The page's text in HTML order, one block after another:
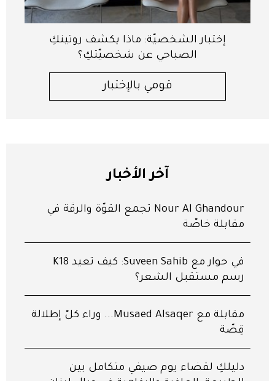
إختبار الشخصيّة: ماذا يكشف روتينكِ
الصباحي عن شخصيّتكِ؟
قومي بالإختبار
آخر الأخبار
Nour Al Ghandour تجمع القوّة والرقّة في
مقابلة خاصّة
في حوار مع Suveen Sahib: كيف تعيد K18
رسم مستقبل الشعر؟
مقابلة مع Musaed Alsaqer... وراء كلّ إطلالة
قِصّة
دليلكِ لقضاء يوم صيفي متكامل بين